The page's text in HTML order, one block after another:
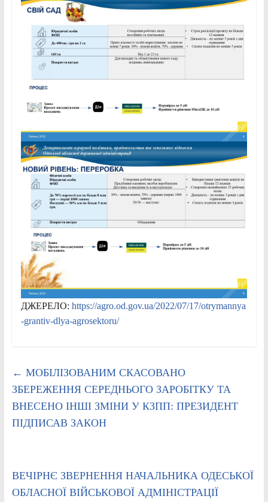
ДЖЕРЕЛО: https://agro.od.gov.ua/2022/07/17/otrymannya
-grantiv-dlya-agrosektoru/
← МОБІЛІЗОВАНИМ СКАСОВАНО
ЗБЕРЕЖЕННЯ СЕРЕДНЬОГО ЗАРОБІТКУ ТА
ВНЕСЕНО ІНШІ ЗМІНИ У КЗПП: ПРЕЗИДЕНТ
ПІДПИСАВ ЗАКОН
ВЕЧІРНЄ ЗВЕРНЕННЯ НАЧАЛЬНИКА ОДЕСЬКОЇ
ОБЛАСНОЇ ВІЙСЬКОВОЇ АДМІНІСТРАЦІЇ